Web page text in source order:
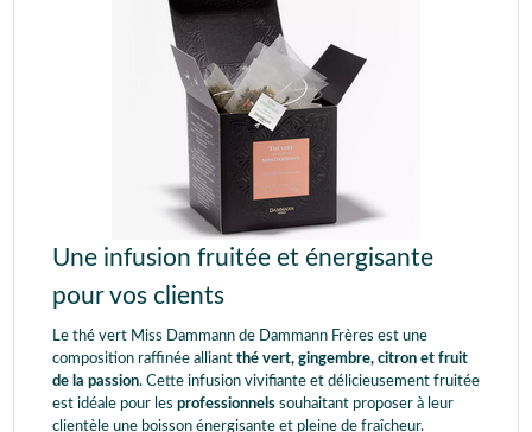
Une infusion fruitée et énergisante
pour vos clients
Le thé vert Miss Dammann de Dammann Frères est une
composition raffinée alliant thé vert, gingembre, citron et fruit
de la passion. Cette infusion vivifiante et délicieusement fruitée
est idéale pour les professionnels souhaitant proposer à leur
clientèle une boisson énergisante et pleine de fraîcheur.